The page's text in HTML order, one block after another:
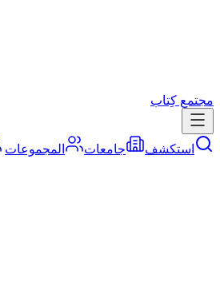
مجتمع كِتاب
استكشف جامعات المجموعات